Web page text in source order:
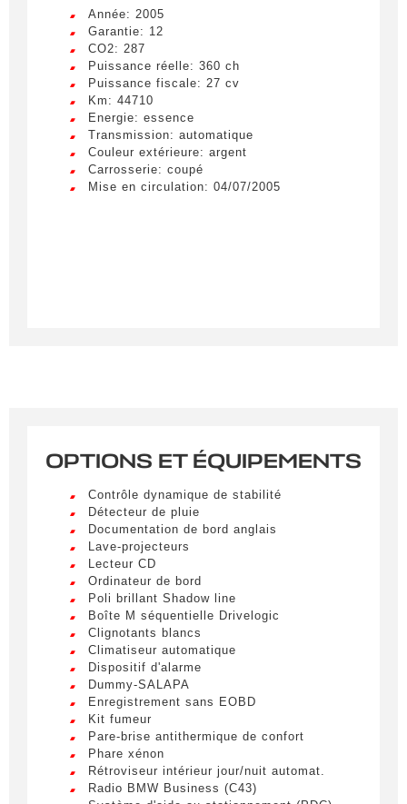
Obtenir des informations
Remplissez le formulaire ci-dessous pour être
recontacté afin d’obtenir des informations sur un
véhicule.
Année: 2005
Garantie: 12
CO2: 287
Puissance réelle: 360 ch
Puissance fiscale: 27 cv
Km: 44710
Energie: essence
Transmission: automatique
Couleur extérieure: argent
Carrosserie: coupé
Mise en circulation: 04/07/2005
OPTIONS ET ÉQUIPEMENTS
Contrôle dynamique de stabilité
Détecteur de pluie
Documentation de bord anglais
Lave-projecteurs
Lecteur CD
Ordinateur de bord
Poli brillant Shadow line
Boîte M séquentielle Drivelogic
Clignotants blancs
Climatiseur automatique
Dispositif d'alarme
Dummy-SALAPA
Enregistrement sans EOBD
Kit fumeur
Pare-brise antithermique de confort
Phare xénon
Rétroviseur intérieur jour/nuit automat.
Radio BMW Business (C43)